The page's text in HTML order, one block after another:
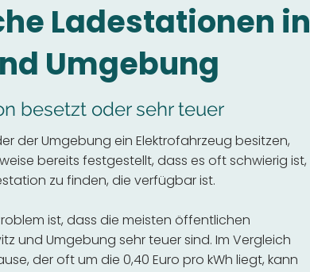
Ladestationen in
Umgebung
besetzt oder sehr teuer
der Umgebung ein Elektrofahrzeug besitzen,
bereits festgestellt, dass es oft schwierig ist,
zu finden, die verfügbar ist.
ist, dass die meisten öffentlichen
und Umgebung sehr teuer sind. Im Vergleich
der oft um die 0,40 Euro pro kWh liegt, kann